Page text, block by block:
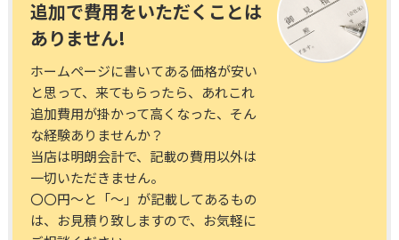
追加で費用をいただくことは
ありません!
ホームページに書いてある価格が安い
と思って、来てもらったら、あれこれ
追加費用が掛かって高くなった、そん
な経験ありませんか？
当店は明朗会計で、記載の費用以外は
一切いただきません。
〇〇円〜と「〜」が記載してあるもの
は、お見積り致しますので、 お気軽に